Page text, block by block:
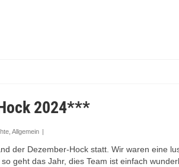
2024***
,Allgemein
der Dezember-Hock statt. Wir waren eine
geht das Jahr, dies Team ist einfach